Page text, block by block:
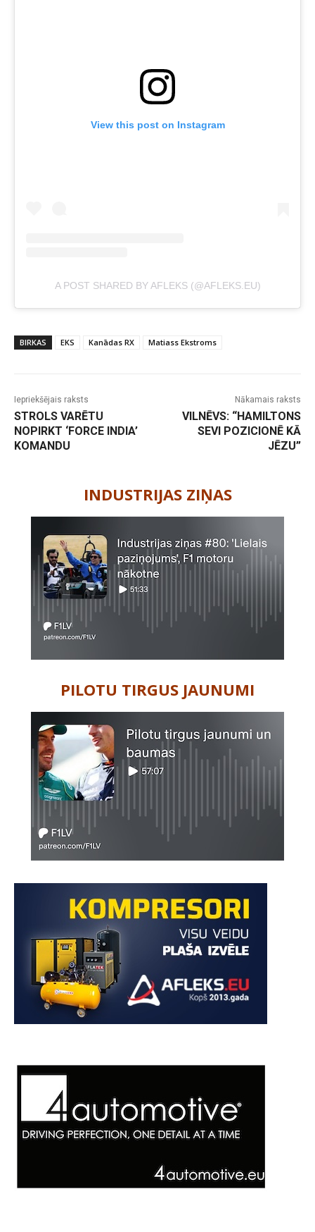
View this post on Instagram
A POST SHARED BY AFLEKS (@AFLEKS.EU)
BIRKAS EKS Kanādas RX Matiass Ekstroms
Iepriekšējais raksts
STROLS VARĒTU
NOPIRKT ‘FORCE INDIA’
KOMANDU
Nākamais raksts
VILNĒVS: “HAMILTONS
SEVI POZICIONĒ KĀ
JĒZU”
INDUSTRIJAS ZIŅAS
PILOTU TIRGUS JAUNUMI